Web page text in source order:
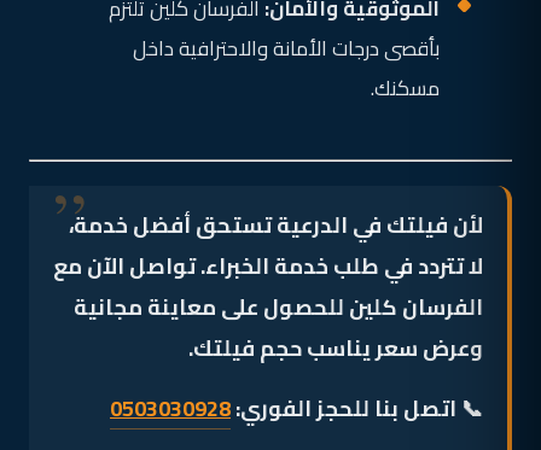
الموثوقية والأمان: الفرسان كلين تلتزم
بأقصى درجات الأمانة والاحترافية داخل
مسكنك.
لأن فيلتك في الدرعية تستحق أفضل خدمة،
لا تتردد في طلب خدمة الخبراء. تواصل الآن مع
الفرسان كلين للحصول على معاينة مجانية
وعرض سعر يناسب حجم فيلتك.
📞 اتصل بنا للحجز الفوري:0503030928